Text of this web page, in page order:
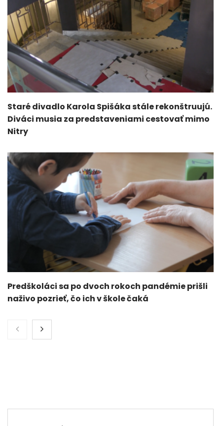
Staré divadlo Karola Spišáka stále rekonštruujú.
Diváci musia za predstaveniami cestovať mimo
Nitry
Predškoláci sa po dvoch rokoch pandémie prišli
naživo pozrieť, čo ich v škole čaká